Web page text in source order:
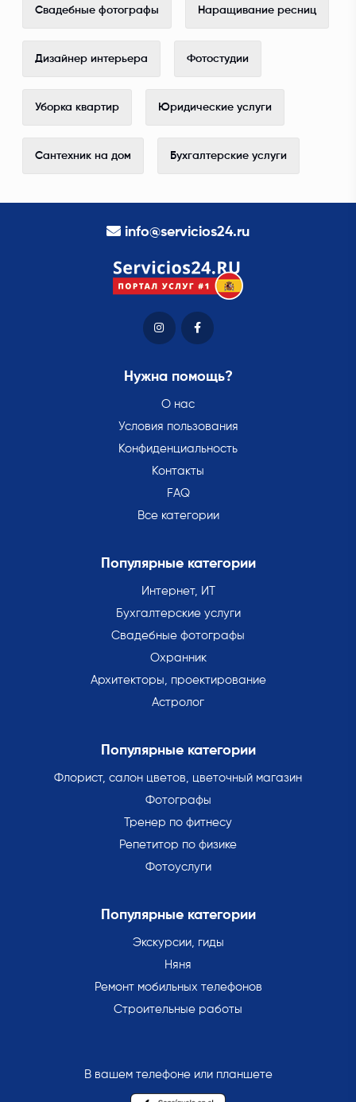
Свадебные фотографы Наращивание ресниц
Дизайнер интерьера Фотостудии
Уборка квартир Юридические услуги
Сантехник на дом Бухгалтерские услуги
info@servicios24.ru
Нужна помощь?
О нас
Условия пользования
Конфиденциальность
Контакты
FAQ
Все категории
Популярные категории
Интернет, ИТ
Бухгалтерские услуги
Свадебные фотографы
Охранник
Архитекторы, проектирование
Астролог
Популярные категории
Флорист, салон цветов, цветочный магазин
Фотографы
Тренер по фитнесу
Репетитор по физике
Фотоуслуги
Популярные категории
Экскурсии, гиды
Няня
Ремонт мобильных телефонов
Строительные работы
В вашем телефоне или планшете